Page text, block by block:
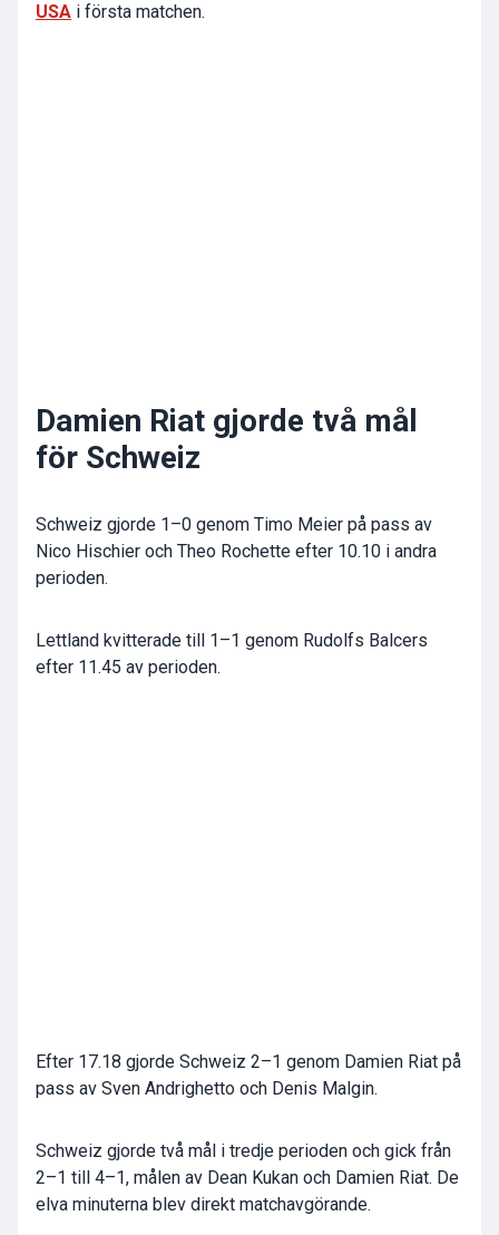
USA i första matchen.
Damien Riat gjorde två mål
för Schweiz
Schweiz gjorde 1–0 genom Timo Meier på pass av
Nico Hischier och Theo Rochette efter 10.10 i andra
perioden.
Lettland kvitterade till 1–1 genom Rudolfs Balcers
efter 11.45 av perioden.
Efter 17.18 gjorde Schweiz 2–1 genom Damien Riat på
pass av Sven Andrighetto och Denis Malgin.
Schweiz gjorde två mål i tredje perioden och gick från
2–1 till 4–1, målen av Dean Kukan och Damien Riat. De
elva minuterna blev direkt matchavgörande.